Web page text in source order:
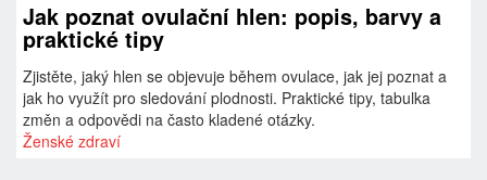
Jak poznat ovulační hlen: popis, barvy a
praktické tipy
Zjistěte, jaký hlen se objevuje během ovulace, jak jej poznat a
jak ho využít pro sledování plodnosti. Praktické tipy, tabulka
změn a odpovědi na často kladené otázky.
Ženské zdraví